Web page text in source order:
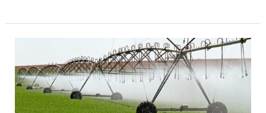
trong
nông
nghiệp: